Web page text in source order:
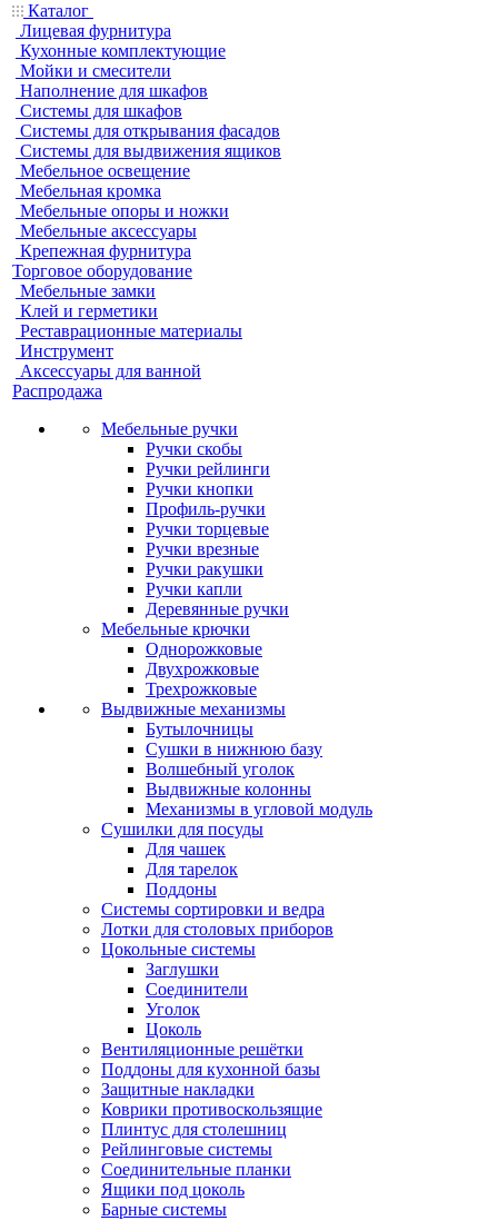
Каталог
Лицевая фурнитура
Кухонные комплектующие
Мойки и смесители
Наполнение для шкафов
Системы для шкафов
Системы для открывания фасадов
Системы для выдвижения ящиков
Мебельное освещение
Мебельная кромка
Мебельные опоры и ножки
Мебельные аксессуары
Крепежная фурнитура
Торговое оборудование
Мебельные замки
Клей и герметики
Реставрационные материалы
Инструмент
Аксессуары для ванной
Распродажа
Мебельные ручки
Ручки скобы
Ручки рейлинги
Ручки кнопки
Профиль-ручки
Ручки торцевые
Ручки врезные
Ручки ракушки
Ручки капли
Деревянные ручки
Мебельные крючки
Однорожковые
Двухрожковые
Трехрожковые
Выдвижные механизмы
Бутылочницы
Сушки в нижнюю базу
Волшебный уголок
Выдвижные колонны
Механизмы в угловой модуль
Сушилки для посуды
Для чашек
Для тарелок
Поддоны
Системы сортировки и ведра
Лотки для столовых приборов
Цокольные системы
Заглушки
Соединители
Уголок
Цоколь
Вентиляционные решётки
Поддоны для кухонной базы
Защитные накладки
Коврики противоскользящие
Плинтус для столешниц
Рейлинговые системы
Соединительные планки
Ящики под цоколь
Барные системы